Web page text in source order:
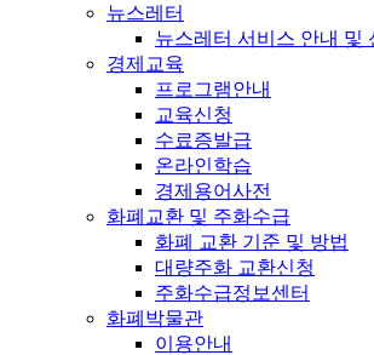
뉴스레터
뉴스레터 서비스 안내 및
경제교육
프로그램안내
교육신청
수료증발급
온라인학습
경제용어사전
화폐교환 및 주화수급
화폐 교환 기준 및 방법
대량주화 교환신청
주화수급정보센터
화폐박물관
이용안내